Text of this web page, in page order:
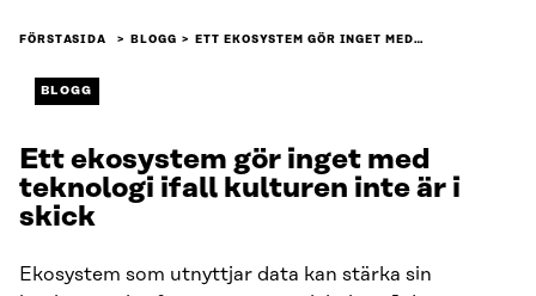
FÖRSTASIDA BLOGG ETT EKOSYSTEM GÖR INGET MED…
BLOGG
Ett ekosystem gör inget med
teknologi ifall kulturen inte är i
skick
Ekosystem som utnyttjar data kan stärka sin